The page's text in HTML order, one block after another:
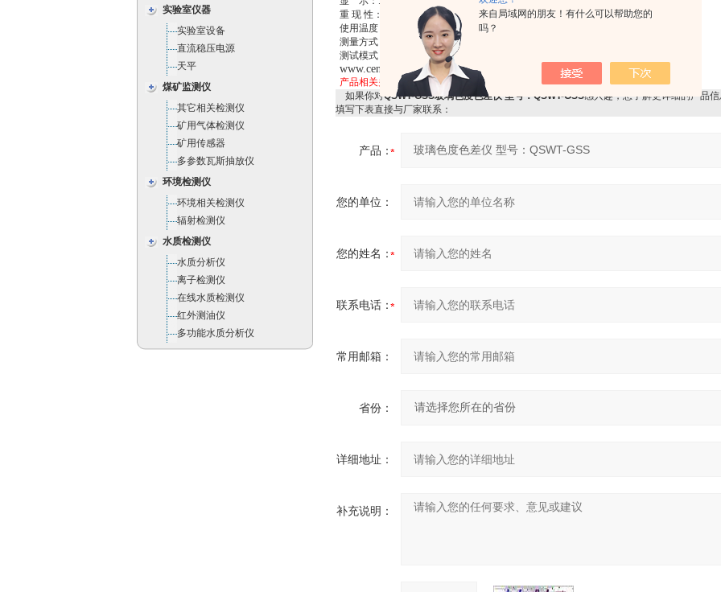
来自局域网的朋友！有什么可以帮助您的
吗？
实验室仪器
实验室设备
直流稳压电源
天平
煤矿监测仪
其它相关检测仪
矿用气体检测仪
矿用传感器
多参数瓦斯抽放仪
环境检测仪
环境相关检测仪
辐射检测仪
水质检测仪
水质分析仪
离子检测仪
在线水质检测仪
红外测油仪
多功能水质分析仪
重 现 性：<1%（透射式） <3%（反射式）
使用温度：0～40℃
测量方式：反射式、透射式
测试模式：CIE1964测色系统 10度视场
www.centrwin.com
产品相关关键字：玻璃色度色差仪
如果你对QSWT-GSS玻璃色度色差仪 型号：QSWT-GSS感兴趣，想了解更详细的产品信
填写下表直接与厂家联系：
产品：
您的单位：
您的姓名：
联系电话：
常用邮箱：
省份：
详细地址：
补充说明：